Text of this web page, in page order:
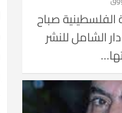
الفلسطينية صباح
الشامل للنشر